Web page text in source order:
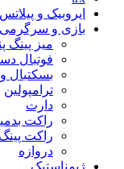
ایروبیک و پیلاتس
بازی و سرگرمی
میز پینگ
فوتبال
بسکتبال و
ترامپولین
دارت
راکت
راکت
دروازه